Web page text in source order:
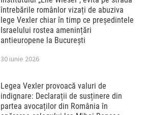
întrebările românlor vizați de abuziva
lege Vexler chiar în timp ce președintele
Israelului rostea amenințări
antieuropene la București
30 iunie 2026
Legea Vexler provoacă valuri de
indignare: Declarații de susținere din
partea avocaților din România în